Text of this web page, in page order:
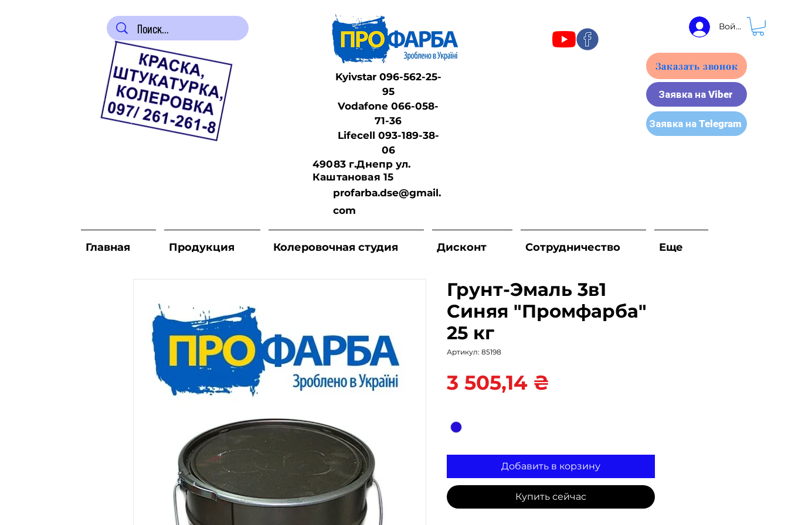
Заявка на Telegram
Заявка на Viber
Заказать звонок
Kyivstar 096-562-25-
95
Vodafone 066-058-
71-36
Lifeсell 093-189-38-
06
49083 г.Днепр ул.
Каштановая 15
profarba.dse@gmail.
com
Главная Продукция Колеровочная студия Дисконт Сотрудничество Еще
Войти
Грунт-Эмаль 3в1
Синяя "Промфарба"
25 кг
Артикул: 85198
3 505,14 ₴
Добавить в корзину
Купить сейчас